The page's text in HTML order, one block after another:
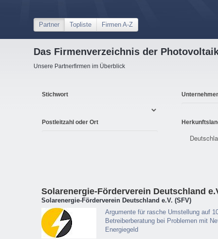
Partner Topliste Firmen A-Z
Das Firmenverzeichnis der
Unsere Partnerfirmen im Überblick
Stichwort
Postleitzahl oder Ort
Solarenergie-Förderverein Deutschland
Solarenergie-Förderverein Deutschland e.V. (SFV)
Argumente für rasche Umstellung auf
Betreiberberatung bei Problemen mit
Energiegeld